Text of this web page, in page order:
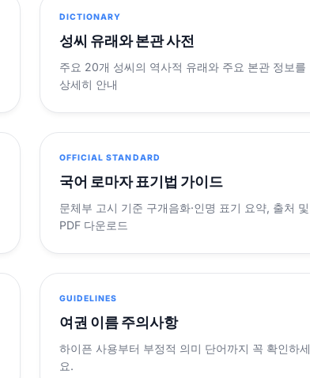
DICTIONARY
성씨 유래와 본관 사전
주요 20개 성씨의 역사적 유래와 주요 본관 정보를
상세히 안내
OFFICIAL STANDARD
국어 로마자 표기법 가이드
문체부 고시 기준 구개음화·인명 표기 요약, 출처 및
PDF 다운로드
GUIDELINES
여권 이름 주의사항
하이픈 사용부터 부정적 의미 단어까지 꼭 확인하세
요.